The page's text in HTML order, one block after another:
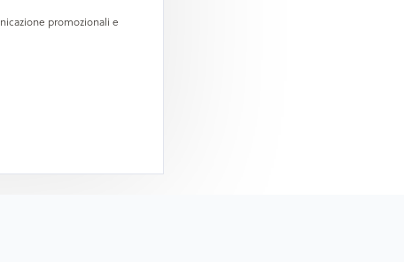
promozionali e